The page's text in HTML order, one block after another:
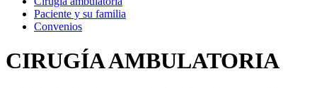
Paciente y su familia
Convenios
CIRUGÍA AMBULATORIA